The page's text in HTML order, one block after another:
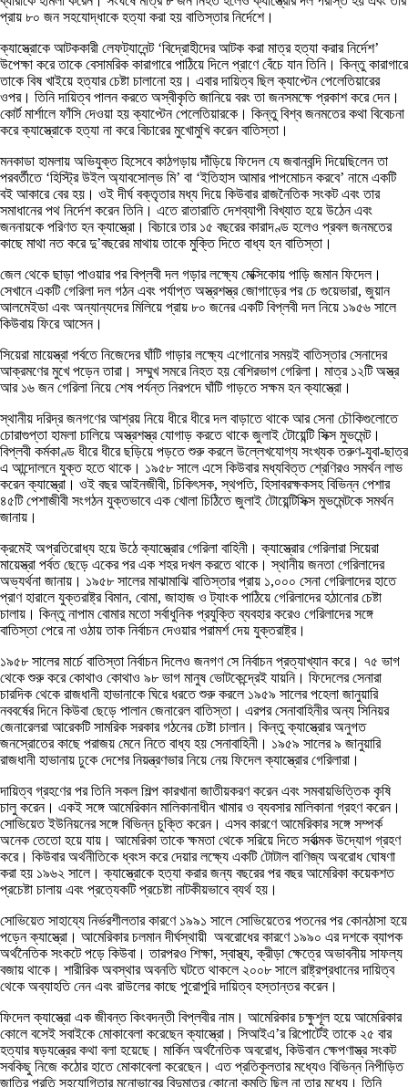
প্রায় ৮০ জন সহযোদ্ধাকে হত্যা করা হয় বাতিস্তার নির্দেশে।
ক্যাস্ত্রোকে আটককারী লেফট্যানেন্ট ‘বিদ্রোহীদের আটক করা মাত্র হত্যা করার নির্দেশ’
উপেক্ষা করে তাকে বেসামরিক কারাগারে পাঠিয়ে দিলে প্রাণে বেঁচে যান তিনি। কিন্তু কারাগারে
তাকে বিষ খাইয়ে হত্যার চেষ্টা চালানো হয়। এবার দায়িত্ব ছিল ক্যাপ্টেন পেলেতিয়ারের
ওপর। তিনি দায়িত্ব পালন করতে অস্বীকৃতি জানিয়ে বরং তা জনসমক্ষে প্রকাশ করে দেন।
কোর্ট মার্শালে ফাঁসি দেওয়া হয় ক্যাপ্টেন পেলেতিয়ারকে। কিন্তু বিশ্ব জনমতের কথা বিবেচনা
করে ক্যাস্ত্রোকে হত্যা না করে বিচারের মুখোমুখি করেন বাতিস্তা।
মনকাডা হামলায় অভিযুক্ত হিসেবে কাঠগড়ায় দাঁড়িয়ে ফিদেল যে জবানবন্দি দিয়েছিলেন তা
পরবর্তীতে ‘হিস্ট্রি উইল অ্যাবসোল্ভ মি’ বা ‘ইতিহাস আমার পাপমোচন করবে’ নামে একটি
বই আকারে বের হয়। ওই দীর্ঘ বক্তৃতার মধ্য দিয়ে কিউবার রাজনৈতিক সংকট এবং তার
সমাধানের পথ নির্দেশ করেন তিনি। এতে রাতারাতি দেশব্যাপী বিখ্যাত হয়ে উঠেন এবং
জননায়কে পরিণত হন ক্যাস্ত্রো। বিচারে তার ১৫ বছরের কারাদণ্ড হলেও প্রবল জনমতের
কাছে মাথা নত করে দু’বছরের মাথায় তাকে মুক্তি দিতে বাধ্য হন বাতিস্তা।
জেল থেকে ছাড়া পাওয়ার পর বিপ্লবী দল গড়ার লক্ষ্যে মেক্সিকোয় পাড়ি জমান ফিদেল।
সেখানে একটি গেরিলা দল গঠন এবং পর্যাপ্ত অস্ত্রশস্ত্র জোগাড়ের পর চে গুয়েভারা, জুয়ান
আলমেইডা এবং অন্যান্যদের মিলিয়ে প্রায় ৮০ জনের একটি বিপ্লবী দল নিয়ে ১৯৫৬ সালে
কিউবায় ফিরে আসেন।
সিয়েরা মায়েস্ত্রা পর্বতে নিজেদের ঘাঁটি গাড়ার লক্ষ্যে এগোনোর সময়ই বাতিস্তার সেনাদের
আক্রমণের মুখে পড়েন তারা। সম্মুখ সমরে নিহত হয় বেশিরভাগ গেরিলা। মাত্র ১২টি অস্ত্র
আর ১৬ জন গেরিলা নিয়ে শেষ পর্যন্ত নিরপদে ঘাঁটি গাড়তে সক্ষম হন ক্যাস্ত্রো।
স্থানীয় দরিদ্র জনগণের আশ্রয় নিয়ে ধীরে ধীরে দল বাড়াতে থাকে আর সেনা চৌকিগুলোতে
চোরাগুপ্তা হামলা চালিয়ে অস্ত্রশস্ত্র যোগাড় করতে থাকে জুলাই টোয়েন্টি সিক্স মুভমেন্ট।
বিপ্লবী কর্মকাণ্ড ধীরে ধীরে ছড়িয়ে পড়তে শুরু করলে উল্লেখযোগ্য সংখ্যক তরুণ-যুবা-ছাত্র
এ আন্দোলনে যুক্ত হতে থাকে। ১৯৫৮ সালে এসে কিউবার মধ্যবিত্ত শ্রেণিরও সমর্থন লাভ
করেন ক্যাস্ত্রো। ওই বছর আইনজীবী, চিকিৎসক, স্থপতি, হিসাবরক্ষকসহ বিভিন্ন পেশার
৪৫টি পেশাজীবী সংগঠন যুক্তভাবে এক খোলা চিঠিতে জুলাই টোয়েন্টিসিক্স মুভমেন্টকে সমর্থন
জানায়।
ক্রমেই অপ্রতিরোধ্য হয়ে উঠে ক্যাস্ত্রোর গেরিলা বাহিনী। ক্যাস্ত্রোর গেরিলারা সিয়েরা
মায়েস্ত্রা পর্বত ছেড়ে একের পর এক শহর দখল করতে থাকে। স্থানীয় জনতা গেরিলাদের
অভ্যর্থনা জানায়। ১৯৫৮ সালের মাঝামাঝি বাতিস্তার প্রায় ১,০০০ সেনা গেরিলাদের হাতে
প্রাণ হারালে যুক্তরাষ্ট্র বিমান, বোমা, জাহাজ ও ট্যাংক পাঠিয়ে গেরিলাদের হঠানোর চেষ্টা
চালায়। কিন্তু নাপাম বোমার মতো সর্বাধুনিক প্রযুক্তি ব্যবহার করেও গেরিলাদের সঙ্গে
বাতিস্তা পেরে না ওঠায় তাক নির্বাচন দেওয়ার পরামর্শ দেয় যুক্তরাষ্ট্র।
১৯৫৮ সালের মার্চে বাতিস্তা নির্বাচন দিলেও জনগণ সে নির্বাচন প্রত্যাখ্যান করে। ৭৫ ভাগ
থেকে শুরু করে কোথাও কোথাও ৯৮ ভাগ মানুষ ভোটকেন্দ্রেই যায়নি। ফিদেলের সেনারা
চারদিক থেকে রাজধানী হাভানাকে ঘিরে ধরতে শুরু করলে ১৯৫৯ সালের পহেলা জানুয়ারি
নববর্ষের দিনে কিউবা ছেড়ে পালান জেনারেল বাতিস্তা। এরপর সেনাবাহিনীর অন্য সিনিয়র
জেনারেলরা আরেকটি সামরিক সরকার গঠনের চেষ্টা চালান। কিন্তু ক্যাস্ত্রোর অনুগত
জনস্রোতের কাছে পরাজয় মেনে নিতে বাধ্য হয় সেনাবাহিনী। ১৯৫৯ সালের ৯ জানুয়ারি
রাজধানী হাভানায় ঢুকে দেশের নিয়ন্ত্রণভার নিয়ে নেয় ফিদেল ক্যাস্ত্রোর গেরিলারা।
দায়িত্ব গ্রহণের পর তিনি সকল শিল্প কারখানা জাতীয়করণ করেন এবং সমবায়ভিত্তিক কৃষি
চালু করেন। একই সঙ্গে আমেরিকান মালিকানাধীন খামার ও ব্যবসার মালিকানা গ্রহণ করেন।
সোভিয়েত ইউনিয়নের সঙ্গে বিভিন্ন চুক্তি করেন। এসব কারণে আমেরিকার সঙ্গে সম্পর্ক
অনেক তেতো হয়ে যায়। আমেরিকা তাকে ক্ষমতা থেকে সরিয়ে দিতে সর্বাত্মক উদ্যোগ গ্রহণ
করে। কিউবার অর্থনীতিকে ধ্বংস করে দেয়ার লক্ষ্যে একটি টোটাল বাণিজ্য অবরোধ ঘোষণা
করা হয় ১৯৬২ সালে। ক্যাস্ত্রোকে হত্যা করার জন্য বছরের পর বছর আমেরিকা কয়েকশত
প্রচেষ্টা চালায় এবং প্রত্যেকটি প্রচেষ্টা নাটকীয়ভাবে ব্যর্থ হয়।
সোভিয়েত সাহায্যে নির্ভরশীলতার কারণে ১৯৯১ সালে সোভিয়েতের পতনের পর কোনঠাসা হয়ে
পড়েন ক্যাস্ত্রো। আমেরিকার চলমান দীর্ঘস্থায়ী অবরোধের কারণে ১৯৯০ এর দশকে ব্যাপক
অর্থনৈতিক সংকটে পড়ে কিউবা। তারপরও শিক্ষা, স্বাস্থ্য, ক্রীড়া ক্ষেত্রে অভাবনীয় সাফল্য
বজায় থাকে। শারীরিক অবস্থার অবনতি ঘটতে থাকলে ২০০৮ সালে রাষ্ট্রপ্রধানের দায়িত্ব
থেকে অব্যাহতি নেন এবং রাউলের কাছে পুরোপুরি দায়িত্ব হস্তান্তর করেন।
ফিদেল ক্যাস্ত্রো এক জীবন্ত কিংবদন্তী বিপ্লবীর নাম। আমেরিকার চক্ষুশূল হয়ে আমেরিকার
কোলে বসেই সবাইকে মোকাবেলা করেছেন ক্যাস্ত্রো। সিআইএ’র রিপোর্টেই তাকে ২৫ বার
হত্যার ষড়যন্ত্রের কথা বলা হয়েছে। মার্কিন অর্থনৈতিক অবরোধ, কিউবান ক্ষেপণাস্ত্র সংকট
সবকিছু নিজে কঠোর হাতে মোকাবেলা করেছেন। এত প্রতিকূলতার মধ্যেও বিভিন্ন নিপীড়িত
জাতির প্রতি সহযোগিতার মনোভাবের বিন্দুমাত্র কোনো কমতি ছিল না তার মধ্যে। তিনি